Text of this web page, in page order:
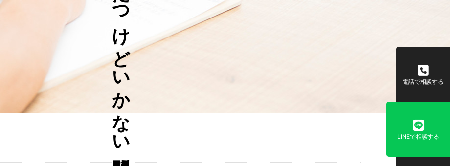
たつけどいかない問題 電話で相談する
LINEで相談する